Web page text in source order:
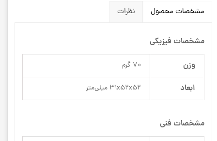
مشخصات محصول نظرات
مشخصات فیزیکی
وزن 70 گرم
ابعاد 31x52x52 میلی‌متر
مشخصات فنی